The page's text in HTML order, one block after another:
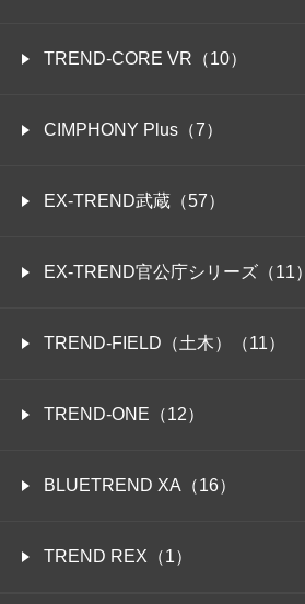
TREND-CORE VR（10）
CIMPHONY Plus（7）
EX-TREND武蔵（57）
EX-TREND官公庁シリーズ（11）
TREND-FIELD（土木）（11）
TREND-ONE（12）
BLUETREND XA（16）
TREND REX（1）